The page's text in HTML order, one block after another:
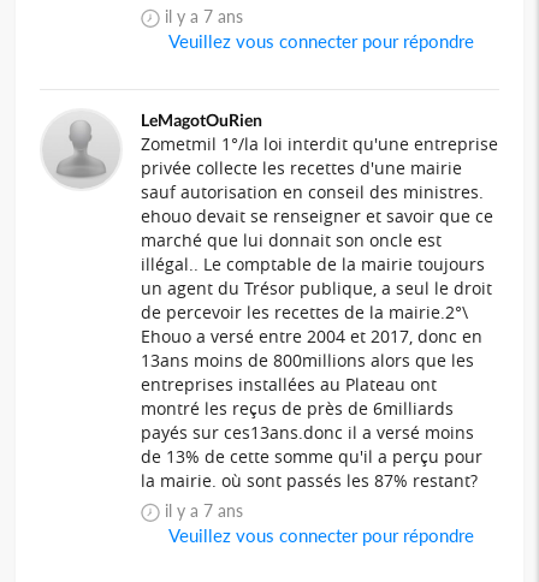
il y a 7 ans
Veuillez vous connecter pour répondre
LeMagotOuRien
Zometmil 1°/la loi interdit qu'une entreprise
privée collecte les recettes d'une mairie
sauf autorisation en conseil des ministres.
ehouo devait se renseigner et savoir que ce
marché que lui donnait son oncle est
illégal.. Le comptable de la mairie toujours
un agent du Trésor publique, a seul le droit
de percevoir les recettes de la mairie.2°\
Ehouo a versé entre 2004 et 2017, donc en
13ans moins de 800millions alors que les
entreprises installées au Plateau ont
montré les reçus de près de 6milliards
payés sur ces13ans.donc il a versé moins
de 13% de cette somme qu'il a perçu pour
la mairie. où sont passés les 87% restant?
il y a 7 ans
Veuillez vous connecter pour répondre